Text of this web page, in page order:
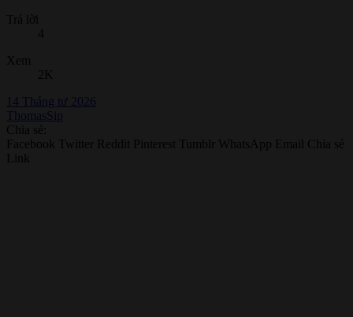
Trả lời
4
Xem
2K
14 Tháng tư 2026
ThomasSip
Chia sẻ:
Facebook Twitter Reddit Pinterest Tumblr WhatsApp Email
Chia sẻ
Link